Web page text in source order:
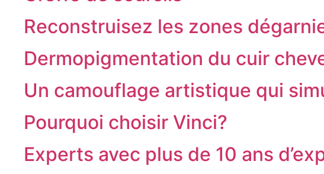
Reconstruisez les zones
Dermopigmentation du cuir
Un camouflage artistique qui
Pourquoi choisir Vinci?
Experts avec plus de 10 ans